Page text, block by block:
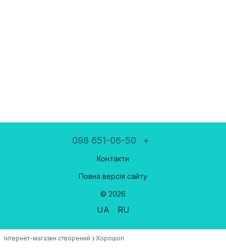
098 651-06-50 +
Контакти
Повна версія сайту
© 2026
UA RU
Інтернет-магазин створений з Хорошоп